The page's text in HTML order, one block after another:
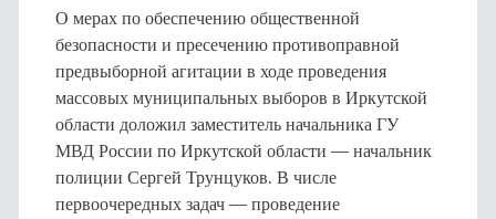
О мерах по обеспечению общественной
безопасности и пресечению противоправной
предвыборной агитации в ходе проведения
массовых муниципальных выборов в Иркутской
области доложил заместитель начальника ГУ
МВД России по Иркутской области — начальник
полиции Сергей Трунцуков. В числе
первоочередных задач — проведение